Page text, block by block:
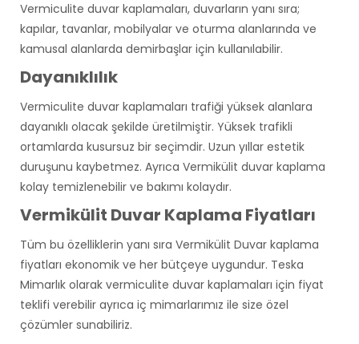
Vermiculite duvar kaplamaları, duvarların yanı sıra;
kapılar, tavanlar, mobilyalar ve oturma alanlarında ve
kamusal alanlarda demirbaşlar için kullanılabilir.
Dayanıklılık
Vermiculite duvar kaplamaları trafiği yüksek alanlara
dayanıklı olacak şekilde üretilmiştir. Yüksek trafikli
ortamlarda kusursuz bir seçimdir. Uzun yıllar estetik
duruşunu kaybetmez. Ayrıca Vermikülit duvar kaplama
kolay temizlenebilir ve bakımı kolaydır.
Vermikülit Duvar Kaplama Fiyatları
Tüm bu özelliklerin yanı sıra Vermikülit Duvar kaplama
fiyatları ekonomik ve her bütçeye uygundur. Teska
Mimarlık olarak vermiculite duvar kaplamaları için fiyat
teklifi verebilir ayrıca iç mimarlarımız ile size özel
çözümler sunabiliriz.